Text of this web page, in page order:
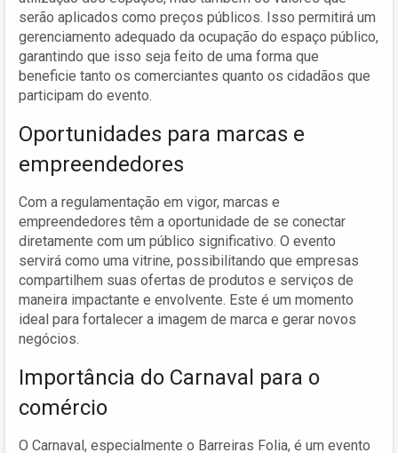
serão aplicados como preços públicos. Isso permitirá um
gerenciamento adequado da ocupação do espaço público,
garantindo que isso seja feito de uma forma que
beneficie tanto os comerciantes quanto os cidadãos que
participam do evento.
Oportunidades para marcas e
empreendedores
Com a regulamentação em vigor, marcas e
empreendedores têm a oportunidade de se conectar
diretamente com um público significativo. O evento
servirá como uma vitrine, possibilitando que empresas
compartilhem suas ofertas de produtos e serviços de
maneira impactante e envolvente. Este é um momento
ideal para fortalecer a imagem de marca e gerar novos
negócios.
Importância do Carnaval para o
comércio
O Carnaval, especialmente o Barreiras Folia, é um evento